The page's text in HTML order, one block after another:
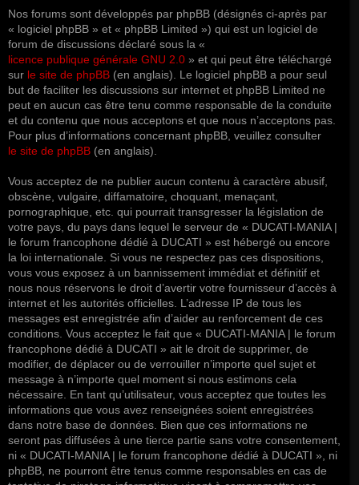
Nos forums sont développés par phpBB (désignés ci-après par
« logiciel phpBB » et « phpBB Limited ») qui est un logiciel de
forum de discussions déclaré sous la «
licence publique générale GNU 2.0 » et qui peut être téléchargé
sur le site de phpBB (en anglais). Le logiciel phpBB a pour seul
but de faciliter les discussions sur internet et phpBB Limited ne
peut en aucun cas être tenu comme responsable de la conduite
et du contenu que nous acceptons et que nous n’acceptons pas.
Pour plus d’informations concernant phpBB, veuillez consulter
le site de phpBB (en anglais).
Vous acceptez de ne publier aucun contenu à caractère abusif,
obscène, vulgaire, diffamatoire, choquant, menaçant,
pornographique, etc. qui pourrait transgresser la législation de
votre pays, du pays dans lequel le serveur de « DUCATI-MANIA |
le forum francophone dédié à DUCATI » est hébergé ou encore
la loi internationale. Si vous ne respectez pas ces dispositions,
vous vous exposez à un bannissement immédiat et définitif et
nous nous réservons le droit d’avertir votre fournisseur d’accès à
internet et les autorités officielles. L’adresse IP de tous les
messages est enregistrée afin d’aider au renforcement de ces
conditions. Vous acceptez le fait que « DUCATI-MANIA | le forum
francophone dédié à DUCATI » ait le droit de supprimer, de
modifier, de déplacer ou de verrouiller n’importe quel sujet et
message à n’importe quel moment si nous estimons cela
nécessaire. En tant qu’utilisateur, vous acceptez que toutes les
informations que vous avez renseignées soient enregistrées
dans notre base de données. Bien que ces informations ne
seront pas diffusées à une tierce partie sans votre consentement,
ni « DUCATI-MANIA | le forum francophone dédié à DUCATI », ni
phpBB, ne pourront être tenus comme responsables en cas de